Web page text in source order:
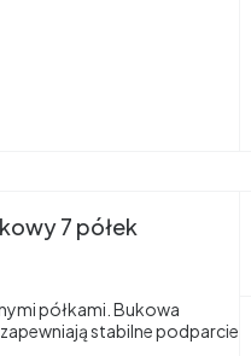
7 półek
półkami. Bukowa
stabilne podparcie